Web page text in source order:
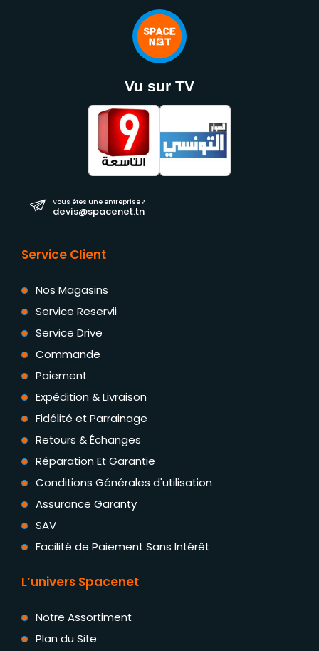
Vu sur TV
Vous êtes une entreprise ?
devis@spacenet.tn
Service Client
Nos Magasins
Service Reservii
Service Drive
Commande
Paiement
Expédition & Livraison
Fidélité et Parrainage
Retours & Échanges
Réparation Et Garantie
Conditions Générales d'utilisation
Assurance Garanty
SAV
Facilité de Paiement Sans Intérêt
L’univers Spacenet
Notre Assortiment
Plan du Site